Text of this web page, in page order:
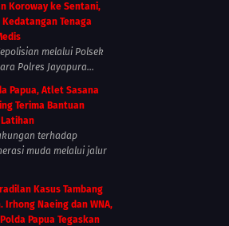
Koroway ke Sentani,
Tenaga
melalui Polsek
Polres Jayapura...
Papua, Atlet Sasana
Terima Bantuan
terhadap
muda melalui jalur
Kasus Tambang
Irhong Naeing dan WNA,
Papua Tegaskan